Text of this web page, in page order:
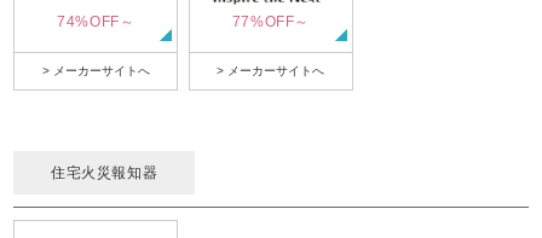
74%OFF～
> メーカーサイトへ
77%OFF～
> メーカーサイトへ
住宅火災報知器